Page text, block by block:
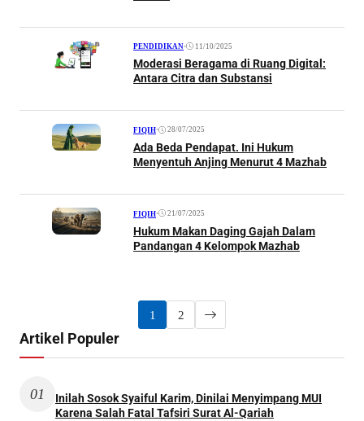
PENDIDIKAN• 11/10/2025
Moderasi Beragama di Ruang Digital:
Antara Citra dan Substansi
FIQIH• 28/07/2025
Ada Beda Pendapat. Ini Hukum
Menyentuh Anjing Menurut 4 Mazhab
FIQIH• 21/07/2025
Hukum Makan Daging Gajah Dalam
Pandangan 4 Kelompok Mazhab
1 2
Artikel Populer
01
Inilah Sosok Syaiful Karim, Dinilai Menyimpang MUI
Karena Salah Fatal Tafsiri Surat Al-Qariah